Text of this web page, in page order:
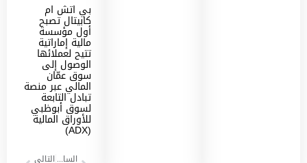
بي اتش ام
كابيتال تصبح
أول مؤسسة
مالية إماراتية
تتيح لعملائها
الوصول إلى
سوق عمّان
المالي عبر منصة
تبادل التابعة
لسوق أبوظبي
للأوراق المالية
(ADX)
السابق التالي